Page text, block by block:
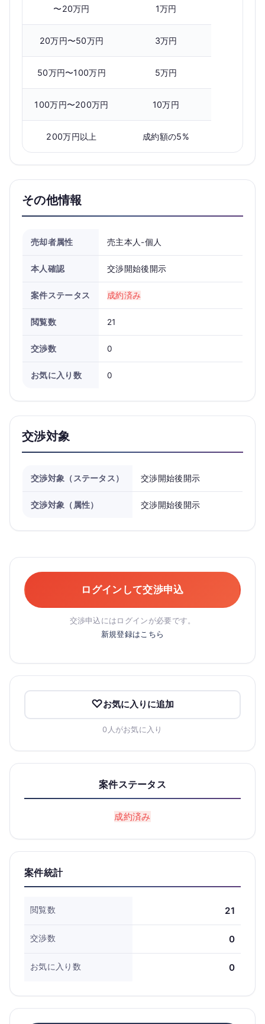
〜20万円 1万円
20万円〜50万円 3万円
50万円〜100万円 5万円
100万円〜200万円 10万円
200万円以上 成約額の5%
その他情報
売却者属性 売主本人-個人
本人確認 交渉開始後開示
案件ステータス 成約済み
閲覧数 21
交渉数 0
お気に入り数 0
交渉対象
交渉対象（ステータス） 交渉開始後開示
交渉対象（属性） 交渉開始後開示
ログインして交渉申込
交渉申込にはログインが必要です。
新規登録はこちら
お気に入りに追加
0人がお気に入り
案件ステータス
成約済み
案件統計
閲覧数 21
交渉数 0
お気に入り数 0